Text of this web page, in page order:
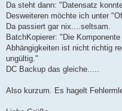
Da steht dann: "Datensatz
Desweiteren möchte ich unter
Da passiert gar nix....seltsam.
BatchKopierer: "Die
Abhängigkeiten ist nicht richtig
ungültig."
DC Backup das gleiche.....
Also kurzum. Es hagelt